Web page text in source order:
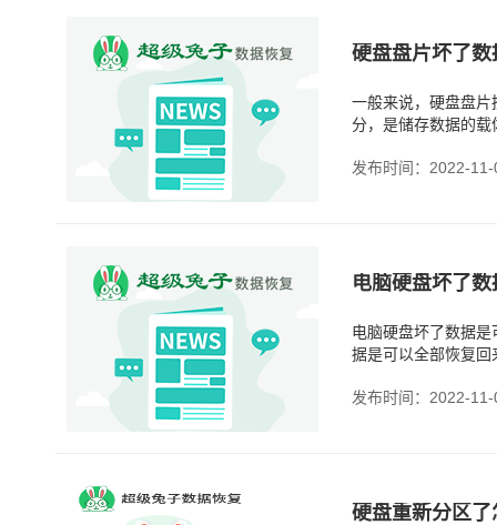
硬盘盘片坏了
一般来说，硬盘盘
分，是储存数据的
发布时间：2022-11-
电脑硬盘坏了
电脑硬盘坏了数据
据是可以全部恢复
发布时间：2022-11-
硬盘重新分区